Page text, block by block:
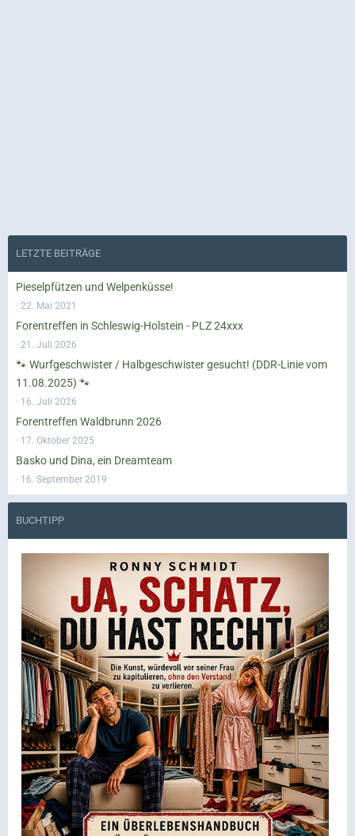
LETZTE BEITRÄGE
Pieselpfützen und Welpenküsse!
22. Mai 2021
Forentreffen in Schleswig-Holstein - PLZ 24xxx
21. Juli 2026
🐾 Wurfgeschwister / Halbgeschwister gesucht! (DDR-Linie vom
11.08.2025) 🐾
16. Juli 2026
Forentreffen Waldbrunn 2026
17. Oktober 2025
Basko und Dina, ein Dreamteam
16. September 2019
BUCHTIPP